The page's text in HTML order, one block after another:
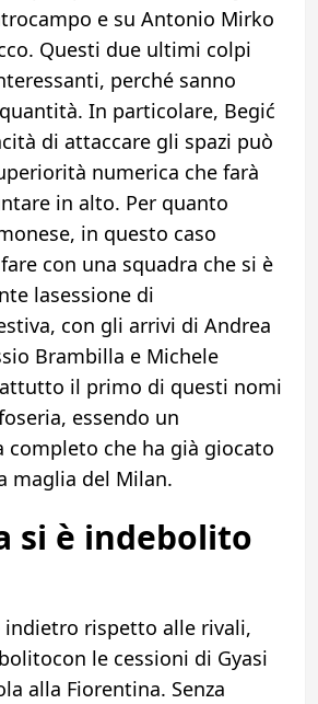
e su Antonio Mirko
Questi due ultimi colpi
perché sanno
In particolare, Begić
di attaccare gli spazi può
numerica che farà
in alto. Per quanto
in questo caso
con una squadra che si è
lasessione di
con gli arrivi di Andrea
Brambilla e Michele
il primo di questi nomi
essendo un
completo che ha già giocato
maglia del Milan.
si è indebolito
indietro rispetto alle rivali,
le cessioni di Gyasi
alla Fiorentina. Senza